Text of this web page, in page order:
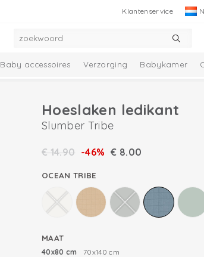
Klantenservice
Baby accessoires Verzorging Babykamer
Hoeslaken ledikant
Slumber Tribe
€14.90 -46% € 8.00
OCEAN TRIBE
MAAT
40x80 cm 70x140 cm